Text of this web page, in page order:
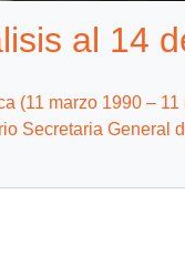
al 14
(11 marzo 1990 – 11
Secretaria General